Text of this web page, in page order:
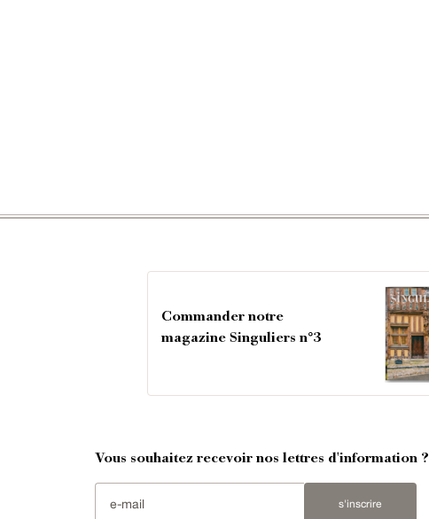
Commander notre
magazine Singuliers n°3
Vous souhaitez recevoir nos lettres d'information ?
s'inscrire